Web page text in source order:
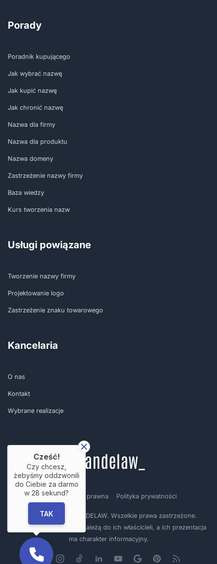
Porady
Poradnik kupującego
Jak wybrać nazwę
Jak kupić nazwę
Jak chronić nazwę
Nazwa dla firmy
Nazwa dla produktu
Nazwa domeny
Zastrzeżenie nazwy firmy
Baza wiedzy
Kurs tworzenia nazw
Usługi powiązane
Tworzenie nazwy firmy
Projektowanie logo
Zastrzeżenie znaku towarowego
Kancelaria
O nas
Kontakt
Wybrane realizacje
Regulamin Nota prawna Polityka prywatności
Copyright © by BRANDELAW. Wszelkie prawa zastrzeżone.
Prezentowane logotypy należą do ich właścicieli, a ich prezentacja
ma charakter informacyjny.
Cześć!
Czy chcesz,
żebyśmy oddzwonili
do Ciebie za darmo
w 28 sekund?
TAK